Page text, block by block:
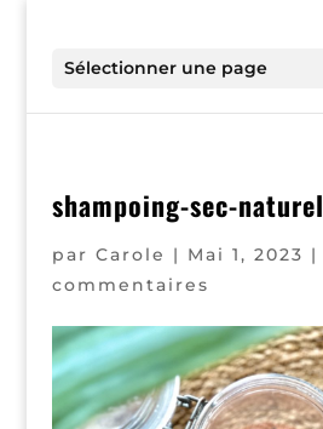
Sélectionner une page
shampoing-sec-naturel
par Carole | Mai 1, 2023 |
commentaires